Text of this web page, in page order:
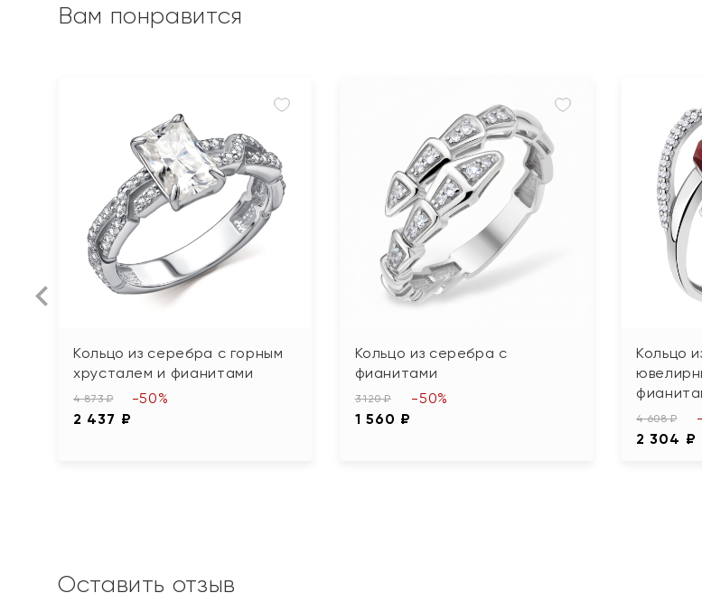
Вам понравится
Кольцо из серебра с горным
хрусталем и фианитами
4 873 ₽
2 437 ₽
-50%
Кольцо из серебра с
фианитами
3 120 ₽
1 560 ₽
-50%
Кольцо
4 608 ₽
2 304 ₽
Оставить отзыв